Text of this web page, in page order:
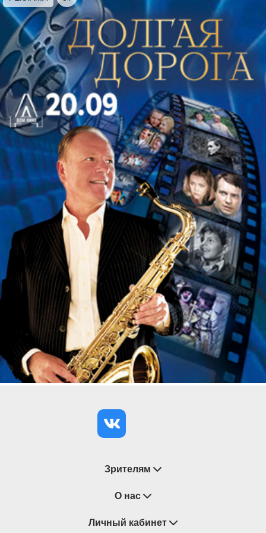
композиторов своей эпохи. Прозвучат хоровые,
вокальные и инструментальные произведения
Дмитрия Бортнянского, Алексея Львова и
Степана Дегтярева. Самобытное творчество этих
композиторов было тесно связано с
Императорской капеллой. Алексей Львов
— скрипач-виртуоз и дирижер, автор музыки
государственного гимна Российской империи, без
малого четверть века
был директором Придворной певческой капеллы,
ныне Академической капеллы Санкт-
Петербурга. Музыка Франции этой эпохи будет
представлена именами самых известных
композиторов. Прозвучат пьесы для клавесина
Франсуа Куперена и Жан-Филиппа Рамо,
фрагменты из опер Жан-Батиста Люлли.
Продолжительность концерта — 2 часа с
антрактом.
Категория 12+
Зрителям
Восстановление билетов
Замена / Отмена / Перенос мероприятий
О нас
О компании
Личный кабинет